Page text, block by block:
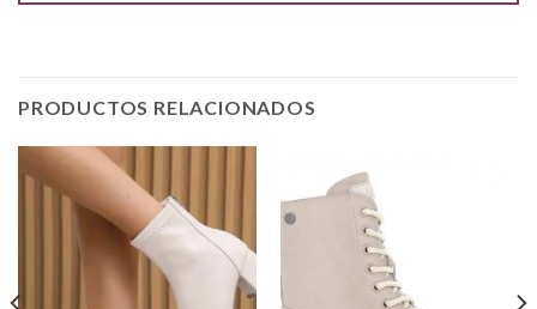
PRODUCTOS RELACIONADOS